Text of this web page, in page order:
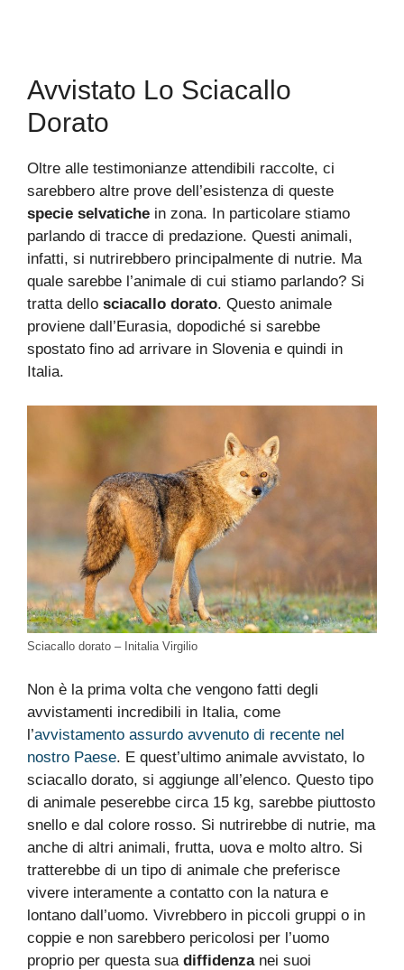
Avvistato Lo Sciacallo
Dorato
Oltre alle testimonianze attendibili raccolte, ci
sarebbero altre prove dell’esistenza di queste
specie selvatiche in zona. In particolare stiamo
parlando di tracce di predazione. Questi animali,
infatti, si nutrirebbero principalmente di nutrie. Ma
quale sarebbe l’animale di cui stiamo parlando? Si
tratta dello sciacallo dorato. Questo animale
proviene dall’Eurasia, dopodiché si sarebbe
spostato fino ad arrivare in Slovenia e quindi in
Italia.
Sciacallo dorato – Initalia Virgilio
Non è la prima volta che vengono fatti degli
avvistamenti incredibili in Italia, come
l’avvistamento assurdo avvenuto di recente nel
nostro Paese. E quest’ultimo animale avvistato, lo
sciacallo dorato, si aggiunge all’elenco. Questo tipo
di animale peserebbe circa 15 kg, sarebbe piuttosto
snello e dal colore rosso. Si nutrirebbe di nutrie, ma
anche di altri animali, frutta, uova e molto altro. Si
tratterebbe di un tipo di animale che preferisce
vivere interamente a contatto con la natura e
lontano dall’uomo. Vivrebbero in piccoli gruppi o in
coppie e non sarebbero pericolosi per l’uomo
proprio per questa sua diffidenzanei suoi